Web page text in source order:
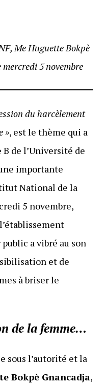
Me Huguette Bokpè
5 novembre
du harcèlement
», est le thème qui a
de l’Université de
importante
National de la
5 novembre,
a vibré au son
et de
à briser le
de la femme…
sous l’autorité et la
Bokpè Gnancadja,